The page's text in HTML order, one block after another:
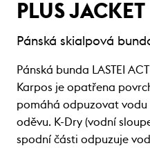
PLUS JACKET
Pánská skialpová
Pánská bunda LASTEI
Karpos je opatřena
pomáhá odpuzovat vodu
oděvu. K-Dry (vodní
spodní části odpuzuje